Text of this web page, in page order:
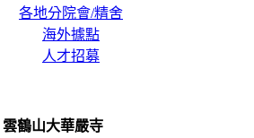
各地分院會/精舍
海外據點
人才招募
雲鶴山大華嚴寺